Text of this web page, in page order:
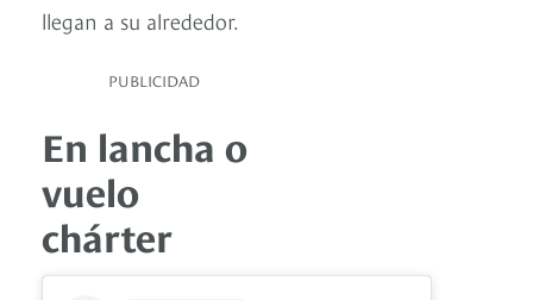
llegan a su alrededor.
PUBLICIDAD
En lancha o
vuelo
chárter